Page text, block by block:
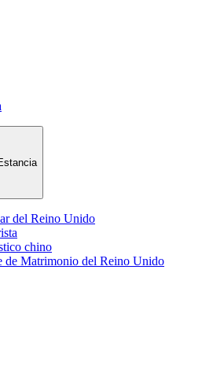
del Reino Unido
chino
de Matrimonio del Reino Unido